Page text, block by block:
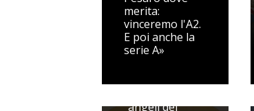
merita:
vinceremo l'A2.
E poi anche la
serie A»
Scendono in
“angeli del